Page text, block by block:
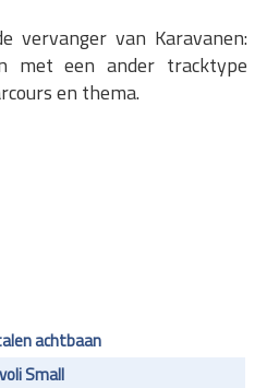
vervanger van Karavanen:
met een ander tracktype
en thema.
achtbaan
Small